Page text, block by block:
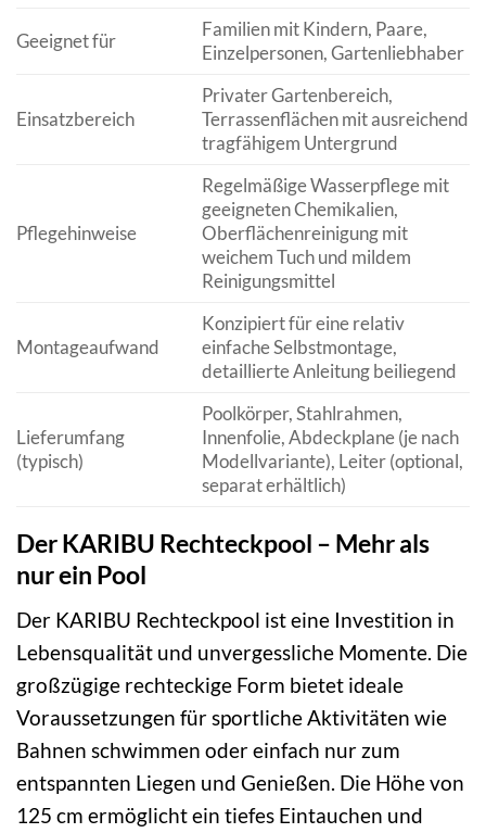
Geeignet für
Familien mit Kindern, Paare,
Einzelpersonen, Gartenliebhaber
Einsatzbereich
Privater Gartenbereich,
Terrassenflächen mit ausreichend
tragfähigem Untergrund
Pflegehinweise
Regelmäßige Wasserpflege mit
geeigneten Chemikalien,
Oberflächenreinigung mit
weichem Tuch und mildem
Reinigungsmittel
Montageaufwand
Konzipiert für eine relativ
einfache Selbstmontage,
detaillierte Anleitung beiliegend
Lieferumfang
(typisch)
Poolkörper, Stahlrahmen,
Innenfolie, Abdeckplane (je nach
Modellvariante), Leiter (optional,
separat erhältlich)
Der KARIBU Rechteckpool – Mehr als
nur ein Pool
Der KARIBU Rechteckpool ist eine Investition in
Lebensqualität und unvergessliche Momente. Die
großzügige rechteckige Form bietet ideale
Voraussetzungen für sportliche Aktivitäten wie
Bahnen schwimmen oder einfach nur zum
entspannten Liegen und Genießen. Die Höhe von
125 cm ermöglicht ein tiefes Eintauchen und